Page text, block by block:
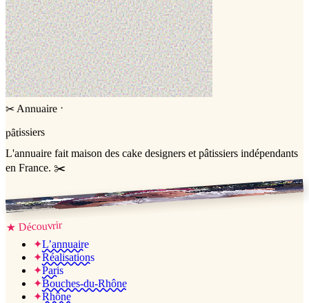
✂ Annuaire ·
pâtissiers
L'annuaire fait maison des cake designers et pâtissiers indépendants
en France. ✂️
Jessica & Jérémy ♡
★ Découvrir
✦L’annuaire
✦Réalisations
✦Paris
✦Bouches-du-Rhône
✦Rhône